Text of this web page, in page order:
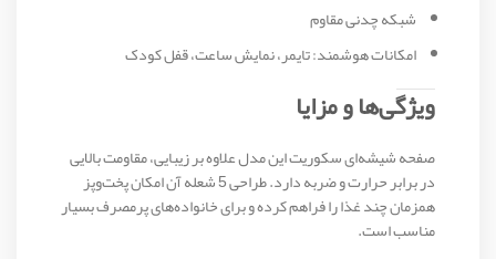
شبکه چدنی مقاوم
امکانات هوشمند: تایمر، نمایش ساعت، قفل کودک
ویژگی‌ها و مزایا
صفحه شیشه‌ای سکوریت این مدل علاوه بر زیبایی، مقاومت بالایی
در برابر حرارت و ضربه دارد. طراحی 5 شعله آن امکان پخت‌وپز
همزمان چند غذا را فراهم کرده و برای خانواده‌های پرمصرف بسیار
مناسب است.